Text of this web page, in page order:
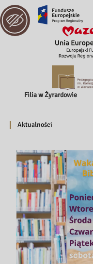
Filia w Żyrardowie
Aktualności